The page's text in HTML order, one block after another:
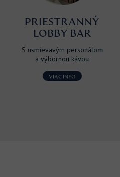
PRIESTRANNÝ
LOBBY BAR
S usmievavým personálom
a výbornou kávou
VIAC INFO